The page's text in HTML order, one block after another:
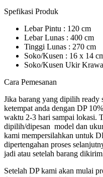
Spefikasi Produk
Lebar Pintu : 120 cm
Lebar Lunas : 400 cm
Tinggi Lunas : 270 cm
Soko/Kusen : 16 x 14
Soko/Kusen Ukir
Cara Pemesanan
Jika barang yang dipilih
ketempat anda dengan DP
waktu 2-3 hari sampai lokasi.
dipilih/dipesan model dan
kami mempersilahkan untuk
dipertengahan proses
jadi atau setelah barang
Setelah DP kami akan mulai